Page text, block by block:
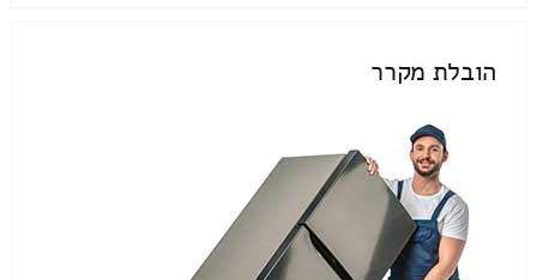
הובלת מקרר